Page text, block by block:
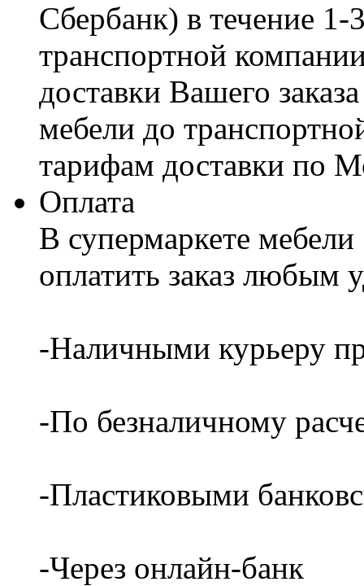
Сбербанк) в течение
транспортной
доставки Вашего
мебели до
тарифам доставки по
Оплата
В супермаркете
оплатить заказ любым
-Наличными курьеру
-По безналичному
-Пластиковыми
-Через онлайн-банк